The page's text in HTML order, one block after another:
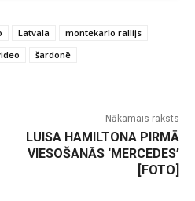
Latvala
montekarlo rallijs
šardonē
Nākamais raksts
LUISA HAMILTONA PIRMĀ
VIESOŠANĀS ‘MERCEDES’
[FOTO]